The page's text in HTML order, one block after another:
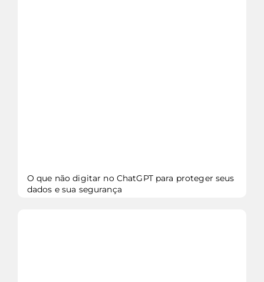
O que não digitar no ChatGPT para proteger seus
dados e sua segurança